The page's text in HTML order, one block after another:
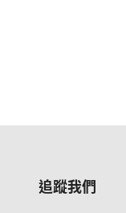
追蹤我們